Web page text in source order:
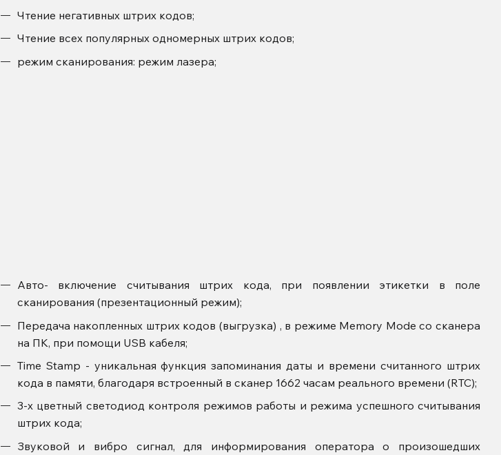
Чтение негативных штрих кодов;
Чтение всех популярных одномерных штрих кодов;
режим сканирования: режим лазера;
Авто- включение считывания штрих кода, при появлении этикетки в поле
сканирования (презентационный режим);
Передача накопленных штрих кодов (выгрузка) , в режиме Memory Mode со сканера
на ПК, при помощи USB кабеля;
Time Stamp - уникальная функция запоминания даты и времени считанного штрих
кода в памяти, благодаря встроенный в сканер 1662 часам реального времени (RTC);
3-х цветный светодиод контроля режимов работы и режима успешного считывания
штрих кода;
Звуковой и вибро сигнал, для информирования оператора о произошедших